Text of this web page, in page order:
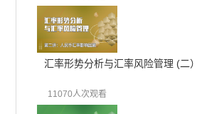
汇率形势分析与汇率风险管理 (二）
11070人次观看